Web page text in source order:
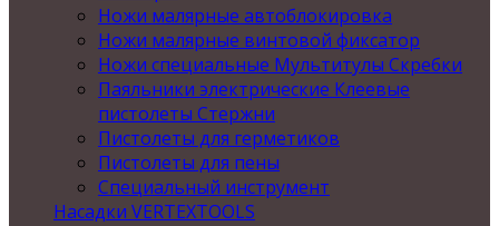
Ножи малярные автоблокировка
Ножи малярные винтовой фиксатор
Ножи специальные Мультитулы Скребки
Паяльники электрические Клеевые
пистолеты Стержни
Пистолеты для герметиков
Пистолеты для пены
Специальный инструмент
Насадки VERTEXTOOLS